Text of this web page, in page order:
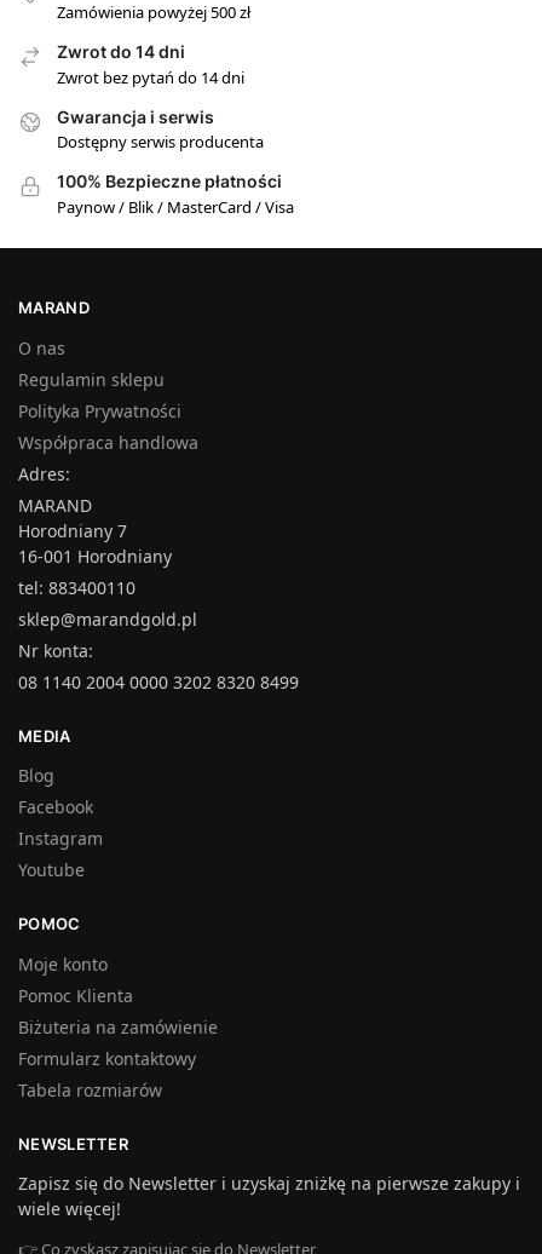
Zamówienia powyżej 500 zł
Zwrot do 14 dni
Zwrot bez pytań do 14 dni
Gwarancja i serwis
Dostępny serwis producenta
100% Bezpieczne płatności
Paynow / Blik / MasterCard / Visa
MARAND
O nas
Regulamin sklepu
Polityka Prywatności
Współpraca handlowa
Adres:
MARAND
Horodniany 7
16-001 Horodniany
tel: 883400110
sklep@marandgold.pl
Nr konta:
08 1140 2004 0000 3202 8320 8499
MEDIA
Blog
Facebook
Instagram
Youtube
POMOC
Moje konto
Pomoc Klienta
Biżuteria na zamówienie
Formularz kontaktowy
Tabela rozmiarów
NEWSLETTER
Zapisz się do Newsletter i uzyskaj zniżkę na pierwsze zakupy i
wiele więcej!
👉 Co zyskasz zapisując się do Newsletter